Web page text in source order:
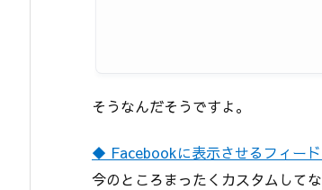
そうなんだそうですよ。
◆ Facebookに表示させるフィー
今のところまったくカスタムして